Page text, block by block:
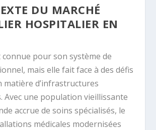
DU MARCHÉ
HOSPITALIER EN
connue pour son système de
mais elle fait face à des défis
matière d’infrastructures
Avec une population vieillissante
accrue de soins spécialisés, le
médicales modernisées